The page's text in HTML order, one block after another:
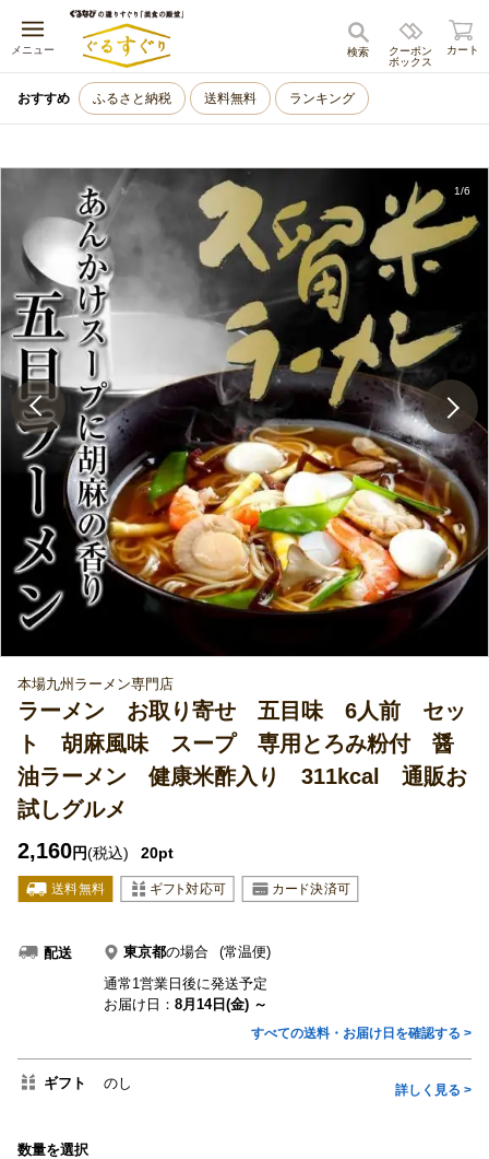
メニュー
キャンセル
クーポン
ボックス
検索 カート
おすすめ ふるさと納税 送料無料 ランキング
1/6
本場九州ラーメン専門店
ラーメン お取り寄せ 五目味 6人前 セッ
ト 胡麻風味 スープ 専用とろみ粉付 醤
油ラーメン 健康米酢入り 311kcal 通販お
試しグルメ
2,160円(税込) 20pt
配送 東京都の場合
(常温便)
通常1営業日後に発送予定
お届け日： 8月14日(金) ～
すべての送料・お届け日を確認する >
ギフト のし 詳しく見る >
数量を選択